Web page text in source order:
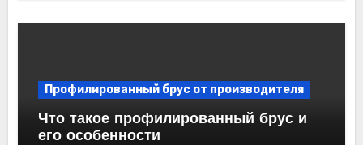
Профилированный брус от производителя
Что такое профилированный брус и
его особенности